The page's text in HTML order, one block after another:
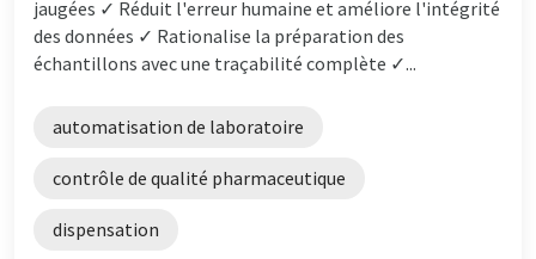
jaugées ✓ Réduit l'erreur humaine et améliore l'intégrité
des données ✓ Rationalise la préparation des
échantillons avec une traçabilité complète ✓...
automatisation de laboratoire
contrôle de qualité pharmaceutique
dispensation